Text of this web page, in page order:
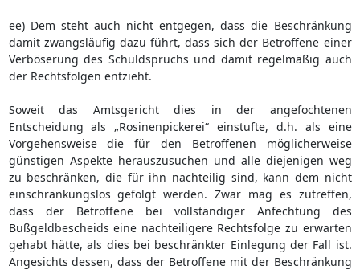
ee) Dem steht auch nicht entgegen, dass die Beschränkung
damit zwangsläufig dazu führt, dass sich der Betroffene einer
Verböserung des Schuldspruchs und damit regelmäßig auch
der Rechtsfolgen entzieht.
Soweit das Amtsgericht dies in der angefochtenen
Entscheidung als „Rosinenpickerei“ einstufte, d.h. als eine
Vorgehensweise die für den Betroffenen möglicherweise
günstigen Aspekte herauszusuchen und alle diejenigen weg
zu beschränken, die für ihn nachteilig sind, kann dem nicht
einschränkungslos gefolgt werden. Zwar mag es zutreffen,
dass der Betroffene bei vollständiger Anfechtung des
Bußgeldbescheids eine nachteiligere Rechtsfolge zu erwarten
gehabt hätte, als dies bei beschränkter Einlegung der Fall ist.
Angesichts dessen, dass der Betroffene mit der Beschränkung